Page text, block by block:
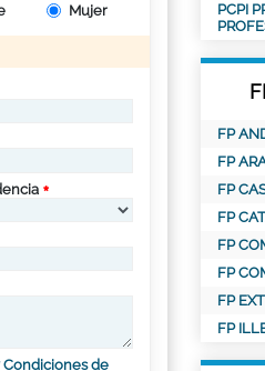
Mujer
Condiciones de
PCPI
FP
FP
FP
FP
FP
FP
FP
FP